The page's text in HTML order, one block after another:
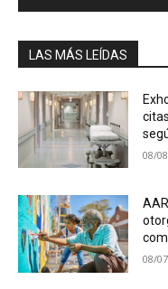
LAS MÁS LEÍDAS
08/
08/